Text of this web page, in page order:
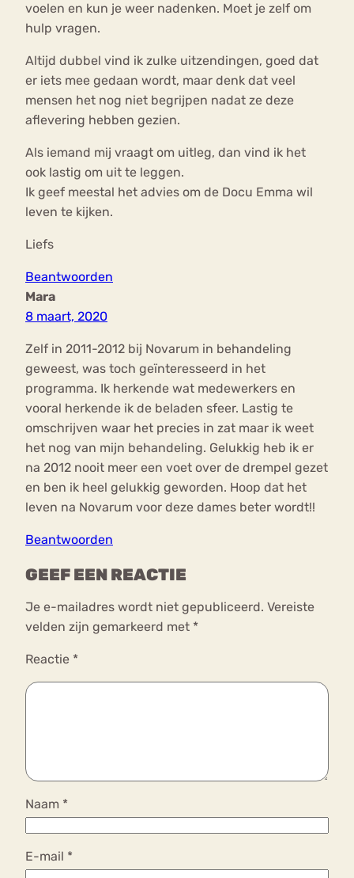
voelen en kun je weer nadenken. Moet je zelf om
hulp vragen.
Altijd dubbel vind ik zulke uitzendingen, goed dat
er iets mee gedaan wordt, maar denk dat veel
mensen het nog niet begrijpen nadat ze deze
aflevering hebben gezien.
Als iemand mij vraagt om uitleg, dan vind ik het
ook lastig om uit te leggen.
Ik geef meestal het advies om de Docu Emma wil
leven te kijken.
Liefs
Beantwoorden
Mara
8 maart, 2020
Zelf in 2011-2012 bij Novarum in behandeling
geweest, was toch geïnteresseerd in het
programma. Ik herkende wat medewerkers en
vooral herkende ik de beladen sfeer. Lastig te
omschrijven waar het precies in zat maar ik weet
het nog van mijn behandeling. Gelukkig heb ik er
na 2012 nooit meer een voet over de drempel gezet
en ben ik heel gelukkig geworden. Hoop dat het
leven na Novarum voor deze dames beter wordt!!
Beantwoorden
GEEF EEN REACTIE
Je e-mailadres wordt niet gepubliceerd. Vereiste
velden zijn gemarkeerd met *
Reactie *
Naam *
E-mail *